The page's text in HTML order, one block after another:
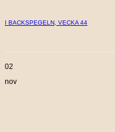
I BACKSPEGELN, VECKA 44
02
nov